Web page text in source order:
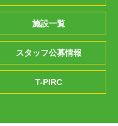
施設一覧
スタッフ公募情報
T-PIRC